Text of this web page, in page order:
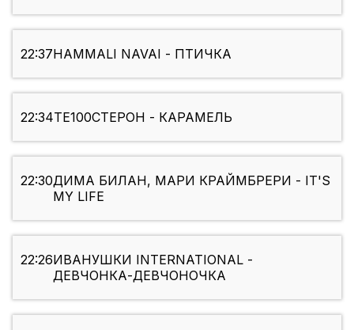
22:37HAMMALI NAVAI - ПТИЧКА
22:34ТЕ100СТЕРОН - КАРАМЕЛЬ
22:30ДИМА БИЛАН, МАРИ КРАЙМБРЕРИ - IT'S
MY LIFE
22:26ИВАНУШКИ INTERNATIONAL -
ДЕВЧОНКА-ДЕВЧОНОЧКА